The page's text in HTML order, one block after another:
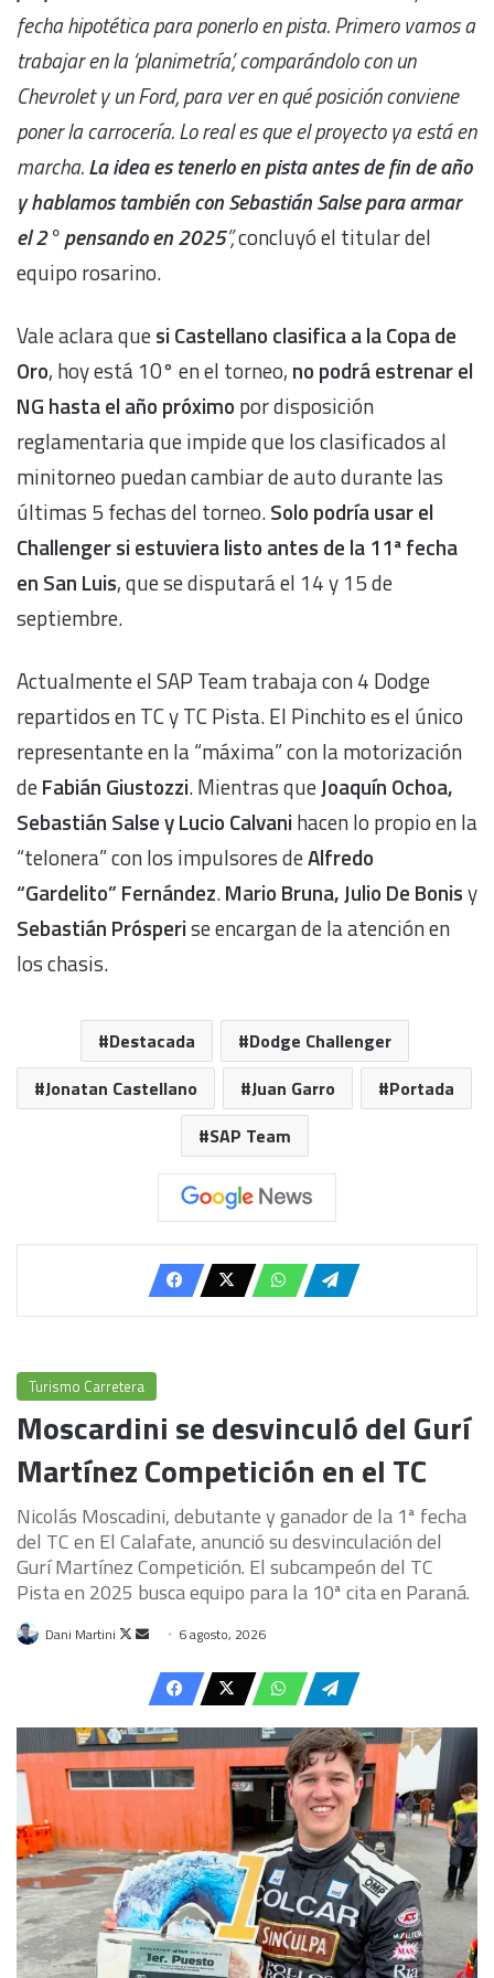
fechahipotéticapara ponerlo en pista. Primero vamos a
trabajar en la ‘planimetría’, comparándolo con un
Chevrolet y un Ford, para ver en qué posición conviene
poner la carrocería. Lo real es que el proyecto ya está en
marcha.La idea es tenerlo en pista antes de fin de año
y hablamos también con Sebastián Salse para armar
el 2° pensando en 2025”,concluyó el titular del
equipo rosarino.
Vale aclara quesi Castellano clasifica a la Copa de
Oro, hoy está 10° en el torneo, no podrá estrenar el
NG hasta el año próximo por disposición
reglamentaria que impide que los clasificados al
minitorneo puedan cambiar de auto durante las
últimas 5 fechas del torneo.Solo podría usar el
Challenger si estuviera listo antes de la 11ª fecha
en San Luis, que se disputará el 14 y 15 de
septiembre.
Actualmente el SAP Team trabaja con 4 Dodge
repartidos en TC y TC Pista. El Pinchito es el único
representante en la “máxima” con la motorización
deFabián Giustozzi. Mientras queJoaquín Ochoa,
Sebastián Salse y Lucio Calvani hacen lo propio en la
“telonera” con los impulsores deAlfredo
“Gardelito” Fernández.Mario Bruna,Julio De Bonisy
Sebastián Prósperise encargan de la atención en
los chasis.
Destacada
Dodge Challenger
Jonatan Castellano
Juan Garro
Portada
SAP Team